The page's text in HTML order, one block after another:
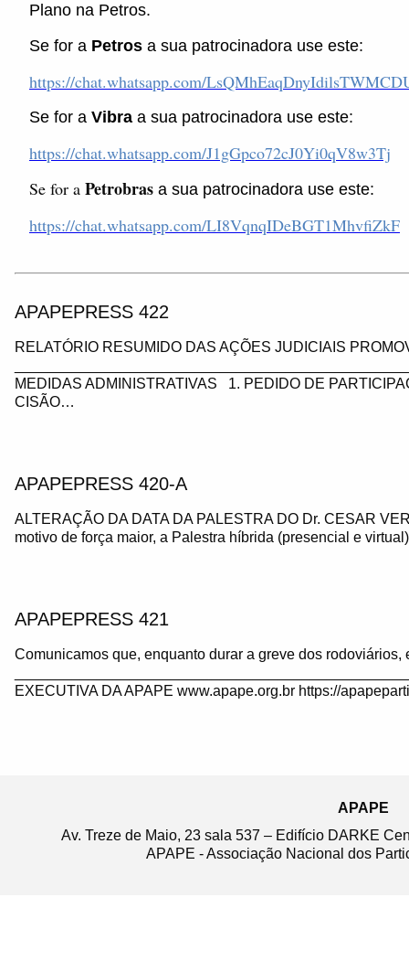
Plano na Petros.
Se for a Petros a sua patrocinadora use este:
https://chat.whatsapp.com/
Se for a Vibra a sua patrocinadora use este:
https://chat.whatsapp.com/J1gGpco72cJ0Yi0qV8w3Tj
Se for a Petrobras a sua patrocinadora use este:
https://chat.whatsapp.com/LI8VqnqIDeBGT1MhvfiZkF
APAPEPRESS 422
RELATÓRIO RESUMIDO DAS AÇÕES JUDICIAIS
MEDIDAS ADMINISTRATIVAS 1. PEDIDO DE
CISÃO…
APAPEPRESS 420-A
ALTERAÇÃO DA DATA DA PALESTRA DO Dr. CESAR
motivo de força maior, a Palestra híbrida (presencial e
APAPEPRESS 421
Comunicamos que, enquanto durar a greve dos
EXECUTIVA DA APAPE www.apape.org.br https://
APAPE
Av. Treze de Maio, 23 sala 537 – Edifício DARKE
APAPE - Associação Nacional dos